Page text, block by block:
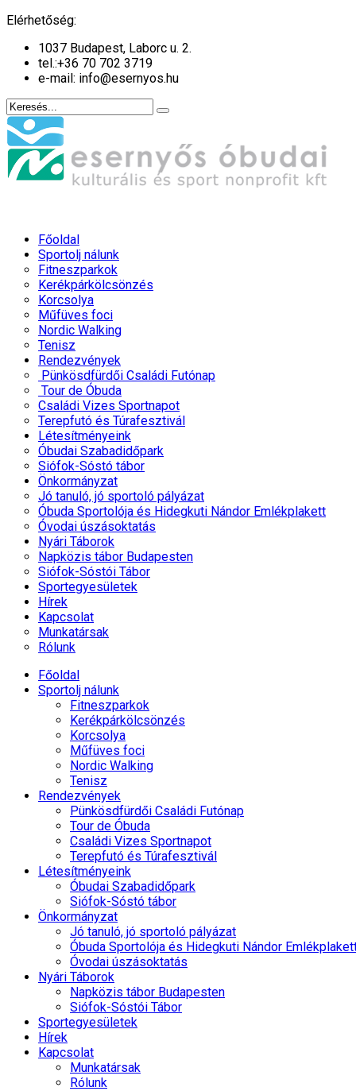
Elérhetőség:
1037 Budapest, Laborc u. 2.
tel.:+36 70 702 3719
e-mail: info@esernyos.hu
Főoldal
Sportolj nálunk
Fitneszparkok
Kerékpárkölcsönzés
Korcsolya
Műfüves foci
Nordic Walking
Tenisz
Rendezvények
Pünkösdfürdői Családi Futónap
Tour de Óbuda
Családi Vizes Sportnapot
Terepfutó és Túrafesztivál
Létesítményeink
Óbudai Szabadidőpark
Siófok-Sóstó tábor
Önkormányzat
Jó tanuló, jó sportoló pályázat
Óbuda Sportolója és Hidegkuti Nándor Emlékplakett
Óvodai úszásoktatás
Nyári Táborok
Napközis tábor Budapesten
Siófok-Sóstói Tábor
Sportegyesületek
Hírek
Kapcsolat
Munkatársak
Rólunk
Főoldal
Sportolj nálunk
Fitneszparkok
Kerékpárkölcsönzés
Korcsolya
Műfüves foci
Nordic Walking
Tenisz
Rendezvények
Pünkösdfürdői Családi Futónap
Tour de Óbuda
Családi Vizes Sportnapot
Terepfutó és Túrafesztivál
Létesítményeink
Óbudai Szabadidőpark
Siófok-Sóstó tábor
Önkormányzat
Jó tanuló, jó sportoló pályázat
Óbuda Sportolója és Hidegkuti Nándor
Óvodai úszásoktatás
Nyári Táborok
Napközis tábor Budapesten
Siófok-Sóstói Tábor
Sportegyesületek
Hírek
Kapcsolat
Munkatársak
Rólunk
év
hónap
év
hónap